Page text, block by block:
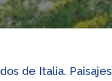
de Italia. Paisajes